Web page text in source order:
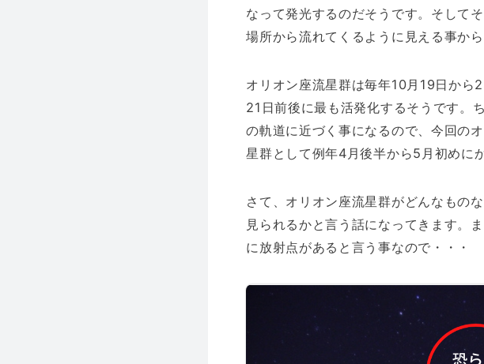
なって発光するのだそうです。そして
場所から流れてくるように見える事か
オリオン座流星群は毎年10月19日から
21日前後に最も活発化するそうです。
の軌道に近づく事になるので、今回の
星群として例年4月後半から5月初めに
さて、オリオン座流星群がどんなもの
見られるかと言う話になってきます。
に放射点があると言う事なので・・・